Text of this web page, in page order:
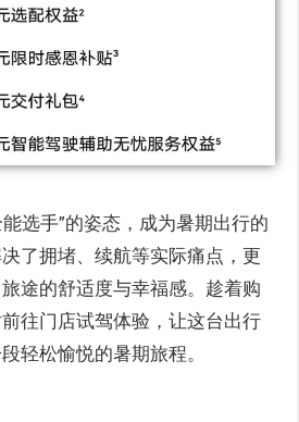
选手”的姿态，成为暑期出行的
了拥堵、续航等实际痛点，更
途的舒适度与幸福感。趁着购
往门店试驾体验，让这台出行
轻松愉悦的暑期旅程。